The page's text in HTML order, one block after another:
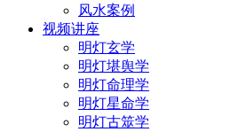
风水案例
视频讲座
明灯玄学
明灯堪舆学
明灯命理学
明灯星命学
明灯古筮学